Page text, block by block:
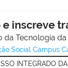
inscreve
da Tecnologia
Social Campus
INTEGRADO